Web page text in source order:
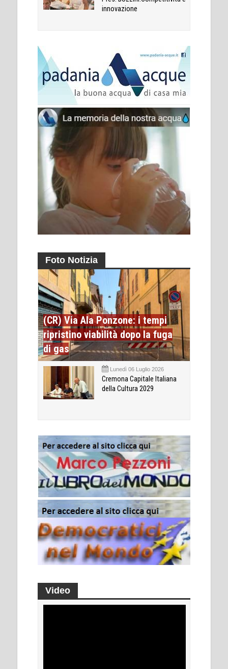
innovazione
Foto Notizia
(CR) Via Ala Ponzone: i tempi
ripristino viabilità dopo la fuga
di gas
Lunedì 06 Luglio 2026
Cremona Capitale Italiana
della Cultura 2029
Video